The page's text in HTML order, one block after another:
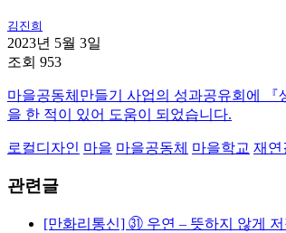
김진희
2023년 5월 3일
조회 953
마을공동체만들기 사업의 성과공유회에 『
을 한 적이 있어 도움이 되었습니다.
로컬디자인 마을 마을공동체 마을학교 재연
관련글
[만화리통신] ㉛ 우연 – 뜻하지 않게